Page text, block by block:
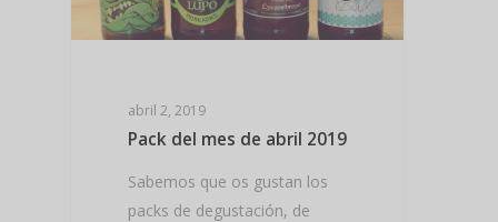
abril 2, 2019
Pack del mes de abril 2019
Sabemos que os gustan los
packs de degustación, de